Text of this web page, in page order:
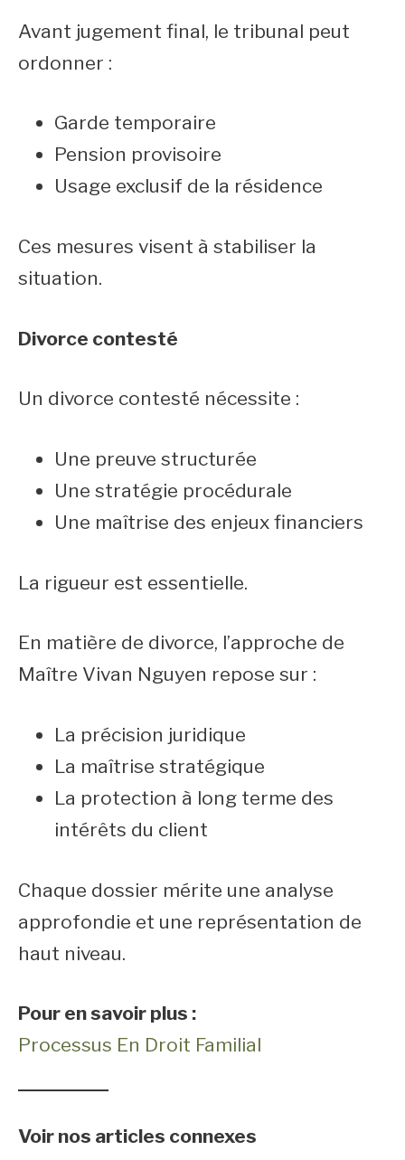
Avant jugement final, le tribunal peut
ordonner :
Garde temporaire
Pension provisoire
Usage exclusif de la résidence
Ces mesures visent à stabiliser la
situation.
Divorce contesté
Un divorce contesté nécessite :
Une preuve structurée
Une stratégie procédurale
Une maîtrise des enjeux financiers
La rigueur est essentielle.
En matière de divorce, l’approche de
Maître Vivan Nguyen repose sur :
La précision juridique
La maîtrise stratégique
La protection à long terme des
intérêts du client
Chaque dossier mérite une analyse
approfondie et une représentation de
haut niveau.
Pour en savoir plus :
Processus En Droit Familial
Voir nos articles connexes